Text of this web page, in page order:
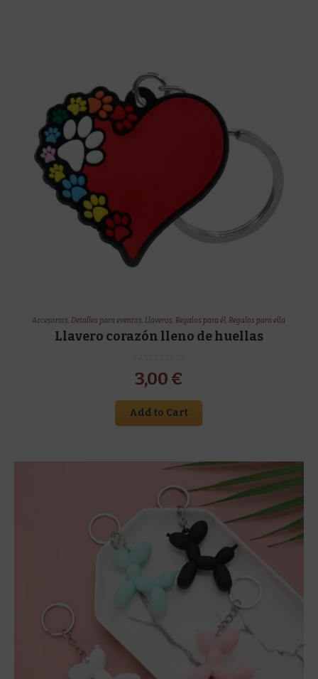
Accesorios,Detalles para eventos,Llaveros,Regalos para él,Regalos para ella
Llavero corazón lleno de huellas
3,00 €
Add to Cart